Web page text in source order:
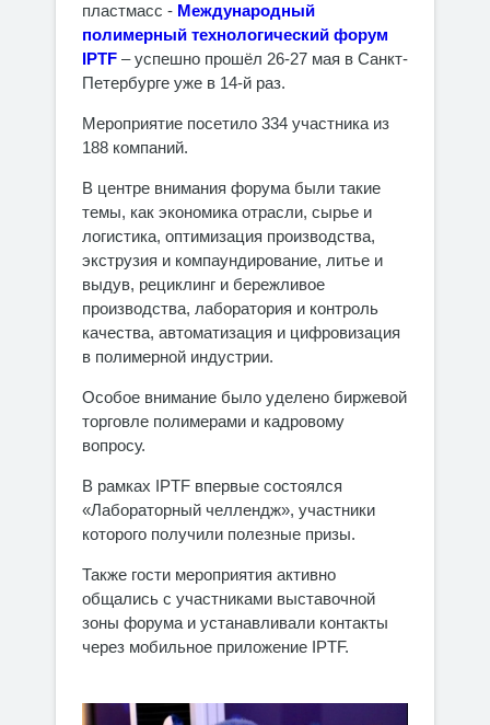
пластмасс - Международный
полимерный технологический форум
IPTF – успешно прошёл 26-27 мая в Санкт-
Петербурге уже в 14-й раз.
Мероприятие посетило 334 участника из
188 компаний.
В центре внимания форума были такие
темы, как экономика отрасли, сырье и
логистика, оптимизация производства,
экструзия и компаундирование, литье и
выдув, рециклинг и бережливое
производства, лаборатория и контроль
качества, автоматизация и цифровизация
в полимерной индустрии.
Особое внимание было уделено биржевой
торговле полимерами и кадровому
вопросу.
В рамках IPTF впервые состоялся
«Лабораторный челлендж», участники
которого получили полезные призы.
Также гости мероприятия активно
общались с участниками выставочной
зоны форума и устанавливали контакты
через мобильное приложение IPTF.